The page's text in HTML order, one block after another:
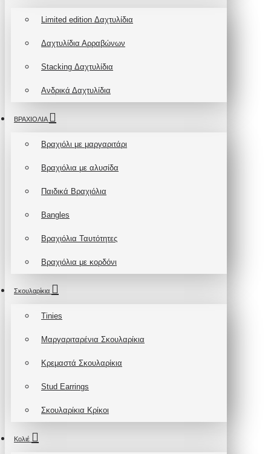
Limited edition Δαχτυλίδια
Δαχτυλίδια Αρραβώνων
Stacking Δαχτυλίδια
Ανδρικά Δαχτυλίδια
ΒΡΑΧΙΟΛΙΑ
Βραχιόλι με μαργαριτάρι
Βραχιόλια με αλυσίδα
Παιδικά Βραχιόλια
Bangles
Βραχιόλια Ταυτότητες
Βραχιόλια με κορδόνι
Σκουλαρίκια
Tinies
Μαργαριταρένια Σκουλαρίκια
Κρεμαστά Σκουλαρίκια
Stud Earrings
Σκουλαρίκια Κρίκοι
Κολιέ